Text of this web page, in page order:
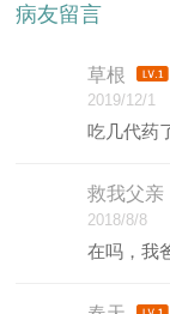
病友留言
草根
2019/12/1
吃几代药
救我父亲
2018/8/8
在吗，我